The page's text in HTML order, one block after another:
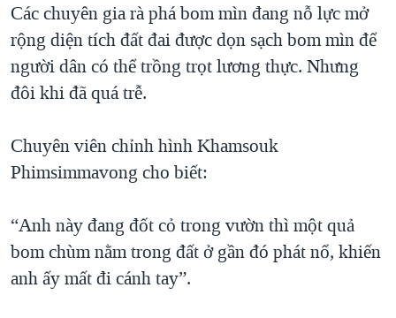
Các chuyên gia rà phá bom mìn đang nỗ lực mở
rộng diện tích đất đai được dọn sạch bom mìn để
người dân có thể trồng trọt lương thực. Nhưng
đôi khi đã quá trễ.
Chuyên viên chỉnh hình Khamsouk
Phimsimmavong cho biết:
“Anh này đang đốt cỏ trong vườn thì một quả
bom chùm nằm trong đất ở gần đó phát nổ, khiến
anh ấy mất đi cánh tay”.